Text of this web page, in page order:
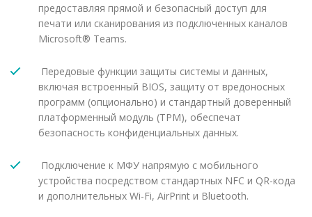
предоставляя прямой и безопасный доступ для
печати или сканирования из подключенных каналов
Microsoft® Teams.
Передовые функции защиты системы и данных,
включая встроенный BIOS, защиту от вредоносных
программ (опционально) и стандартный доверенный
платформенный модуль (TPM), обеспечат
безопасность конфиденциальных данных.
Подключение к МФУ напрямую с мобильного
устройства посредством стандартных NFC и QR-кода
и дополнительных Wi-Fi, AirPrint и Bluetooth.